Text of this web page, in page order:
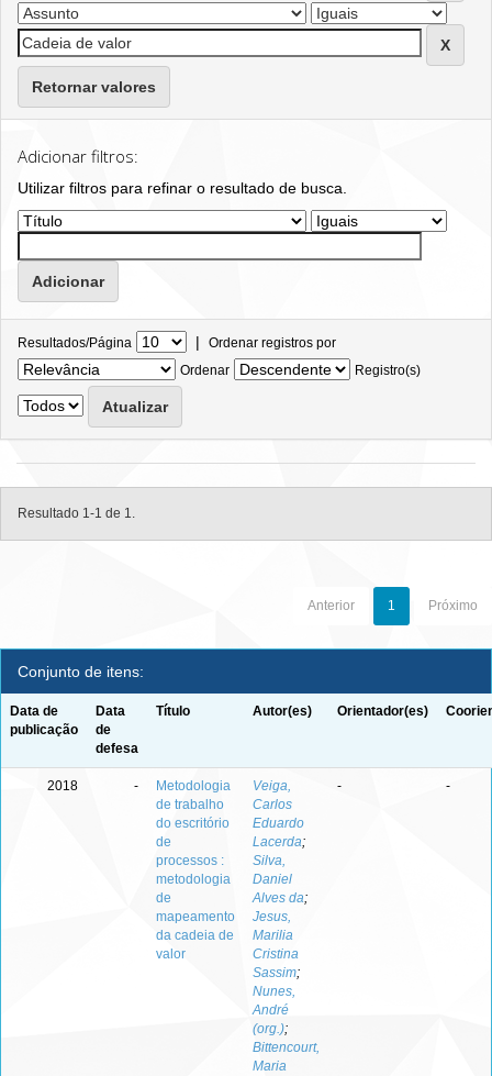
Retornar valores
Adicionar filtros:
Utilizar filtros para refinar o resultado de busca.
Resultados/Página | Ordenar registros por
Ordenar
Registro(s)
Resultado 1-1 de 1.
Anterior 1 Próximo
Conjunto de itens:
Data de
publicação
Data
de
defesa
Título Autor(es) Orientador(es)
2018 -
Metodologia
de trabalho
do escritório
de
processos :
metodologia
de
mapeamento
da cadeia de
valor
Veiga,
Carlos
Eduardo
Lacerda;
Silva,
Daniel
Alves da;
Jesus,
Marilia
Cristina
Sassim;
Nunes,
André
(org.);
Bittencourt,
Maria
- -